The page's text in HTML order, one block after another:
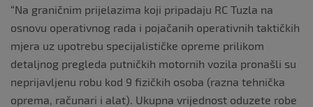
“Na graničnim prijelazima koji pripadaju RC Tuzla na
osnovu operativnog rada i pojačanih operativnih taktičkih
mjera uz upotrebu specijalističke opreme prilikom
detaljnog pregleda putničkih motornih vozila pronašli su
neprijavljenu robu kod 9 fizičkih osoba (razna tehnička
oprema, računari i alat). Ukupna vrijednost oduzete robe